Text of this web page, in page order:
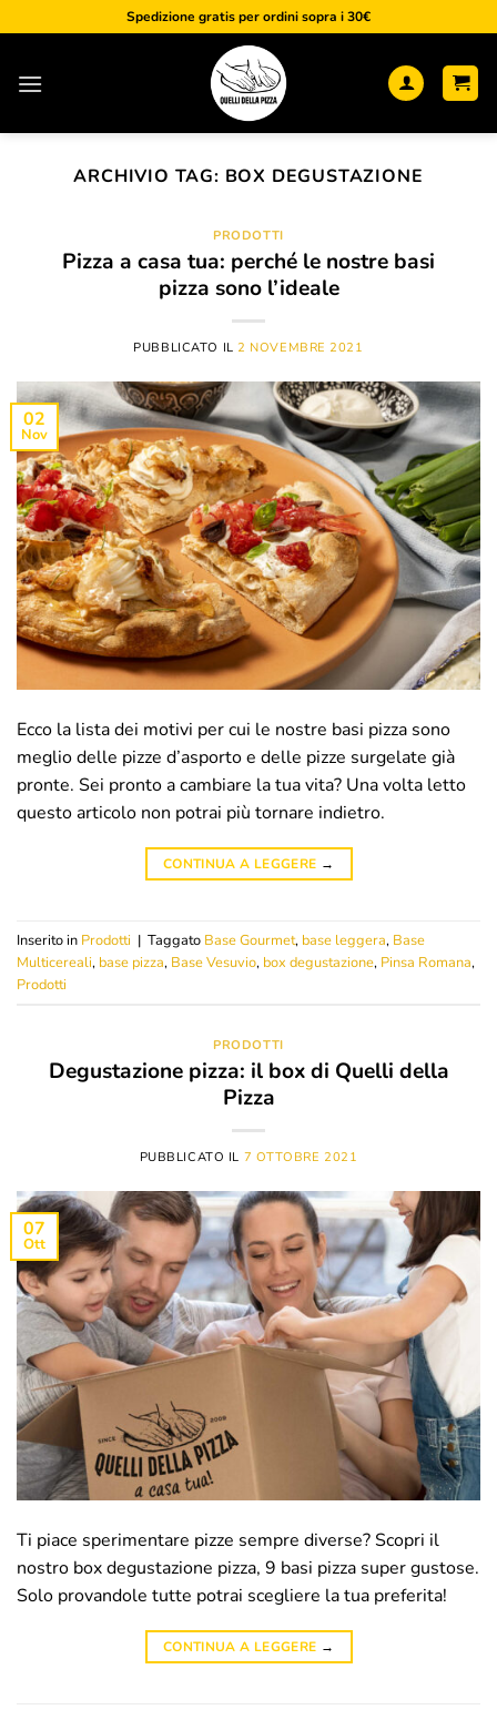
ai
Spedizione gratis per ordini sopra i 30€
ARCHIVIO TAG: BOX DEGUSTAZIONE
PRODOTTI
Pizza a casa tua: perché le nostre basi
pizza sono l’ideale
PUBBLICATO IL2 NOVEMBRE 2021
02
Nov
Ecco la lista dei motivi per cui le nostre basi pizza sono
meglio delle pizze d’asporto e delle pizze surgelate già
pronte. Sei pronto a cambiare la tua vita? Una volta letto
questo articolo non potrai più tornare indietro.
CONTINUA A LEGGERE →
Inserito in Prodotti | Taggato Base Gourmet, base leggera, Base
Multicereali, base pizza, Base Vesuvio, box degustazione, Pinsa Romana,
Prodotti
PRODOTTI
Degustazione pizza: il box di Quelli della
Pizza
PUBBLICATO IL 7 OTTOBRE 2021
07
Ott
Ti piace sperimentare pizze sempre diverse? Scopri il
nostro box degustazione pizza, 9 basi pizza super gustose.
Solo provandole tutte potrai scegliere la tua preferita!
CONTINUA A LEGGERE →